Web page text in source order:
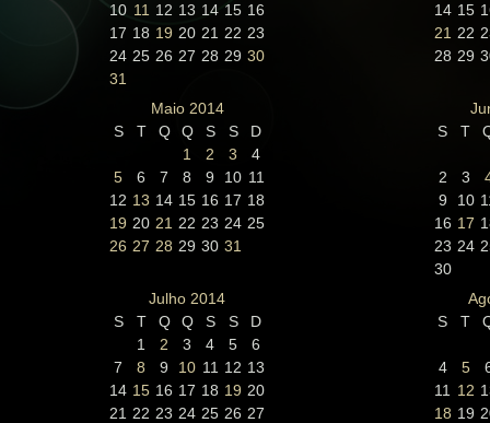
10 11 12 13 14 15 16
17 18 19 20 21 22 23
24 25 26 27 28 29 30
31
14 15
21 22
28 29
Maio 2014
S
T Q Q S S
D
1
2 3
4
5
6 7 8 9 10 11
12 13 14 15 16 17 18
19 20 21 22 23 24 25
26 27 28 29 30 31
S
T
2 3
9
10
16 17
23 24
30
Julho 2014
S
T Q Q S S
D
1
2 3 4 5
6
7
8 9 10 11 12 13
14 15 16 17 18 19 20
21 22 23 24 25 26 27
S
T
4 5
11
12
18 19